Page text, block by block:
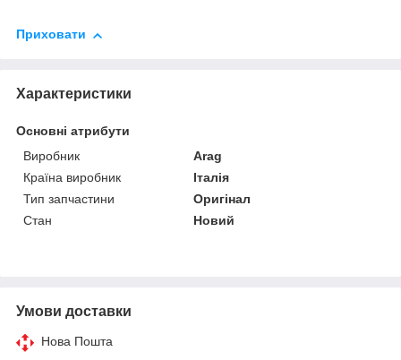
Приховати
Характеристики
Основні атрибути
Виробник
Arag
Країна виробник
Італія
Тип запчастини
Оригінал
Стан
Новий
Умови доставки
Нова Пошта